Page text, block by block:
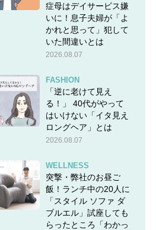
症母はデイサービス嫌
いに！息子夫婦が「よ
かれと思って」犯して
いた間違いとは
2026.08.07
FASHION
「逆に老けて見え
る！」 40代がやって
はいけない「イタ見え
ロングヘア」とは
2026.08.07
WELLNESS
突撃・弊社のお昼ご
飯！ランチ中の20人に
「スタイル ソファ ダ
ブルエル」試座しても
らったところ「わかっ